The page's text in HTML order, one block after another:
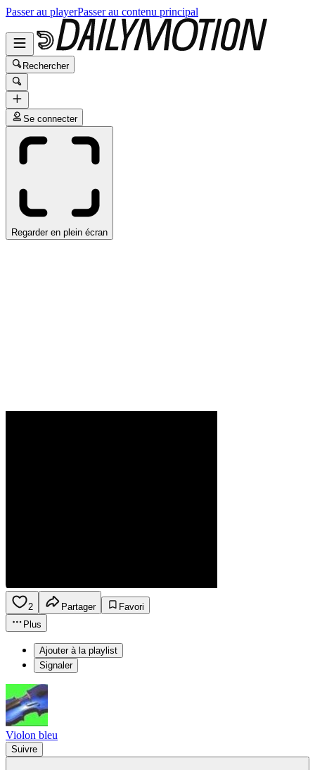
Passer au playerPasser au contenu principal
Rechercher
Se connecter
Regarder en plein écran
2 Partager
Favori
Plus
Ajouter à la playlist
Signaler
Violon bleu
Suivre